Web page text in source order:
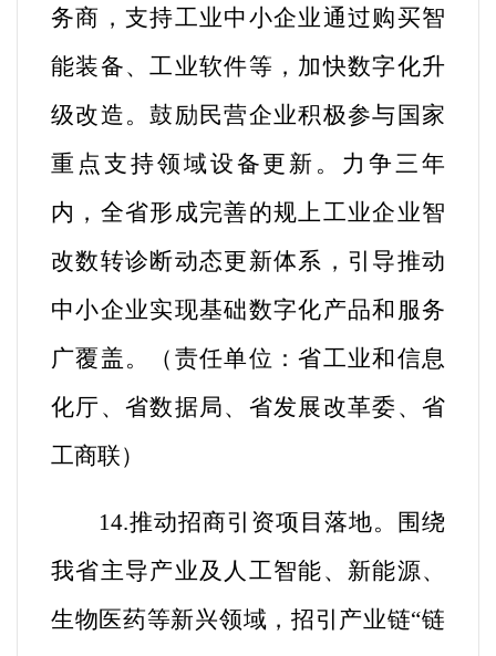
务商，支持工业中小企业通过购买智
能装备、工业软件等，加快数字化升
级改造。鼓励民营企业积极参与国家
重点支持领域设备更新。力争三年
内，全省形成完善的规上工业企业智
改数转诊断动态更新体系，引导推动
中小企业实现基础数字化产品和服务
广覆盖。（ 责任单位：省工业和信息
化厅、省数据局、省发展改革委、省
工商联）
14.推动招商引资项目落地。
围绕
我省主导产业及人工智能、新能源、
生物医药等新兴领域，招引产业链“链